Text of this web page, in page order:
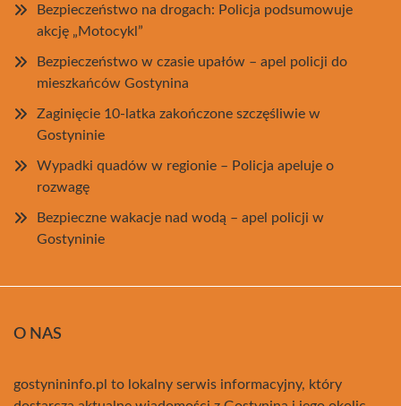
Bezpieczeństwo na drogach: Policja podsumowuje
akcję „Motocykl”
Bezpieczeństwo w czasie upałów – apel policji do
mieszkańców Gostynina
Zaginięcie 10-latka zakończone szczęśliwie w
Gostyninie
Wypadki quadów w regionie – Policja apeluje o
rozwagę
Bezpieczne wakacje nad wodą – apel policji w
Gostyninie
O NAS
gostynininfo.pl to lokalny serwis informacyjny, który